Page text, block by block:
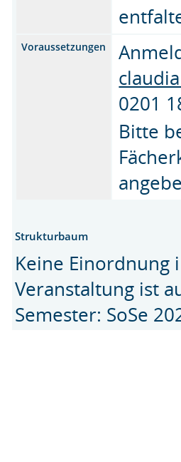
Voraussetzungen
0201
Bitte
Strukturbaum
Keine Einordnung
Veranstaltung ist
Semester: SoSe